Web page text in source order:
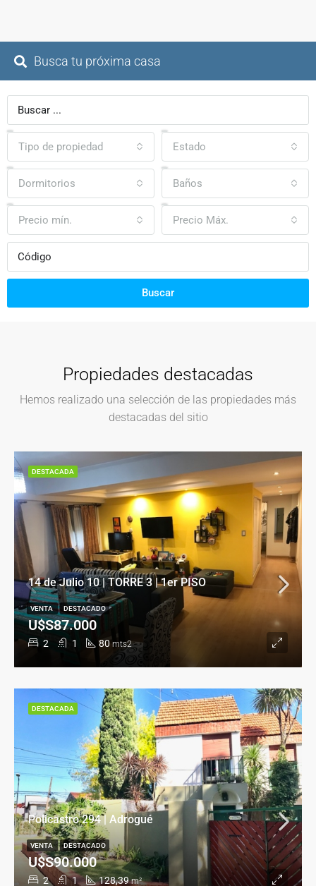
Busca tu próxima casa
Tipo de propiedad Estado
Dormitorios Baños
Precio mín. Precio Máx.
Buscar
Propiedades destacadas
Hemos realizado una selección de las propiedades más
destacadas del sitio
14 de Julio 10 | TORRE 3 | 1er PISO
2 1 80 mts2
U$S87.000
VENTA DESTACADO
DESTACADA
Policastro 294 | Adrogué
2 1 128,39 m²
U$S90.000
VENTA DESTACADO
DESTACADA